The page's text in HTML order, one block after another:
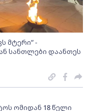
მტერი” -
სანთლები დაანთეს
ომიდან 18 წელი